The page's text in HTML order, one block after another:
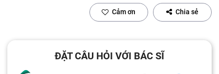
Cảm ơn Chia sẻ
ĐẶT CÂU HỎI VỚI BÁC SĨ